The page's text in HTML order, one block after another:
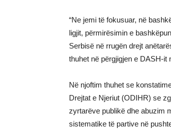
“Ne jemi të fokusuar, në
ligjit, përmirësimin e
Serbisë në rrugën drejt
thuhet në përgjigjen e DASH-it
Në njoftim thuhet se
Drejtat e Njeriut (ODIHR) se
zyrtarëve publikë dhe abuzim
sistematike të partive në